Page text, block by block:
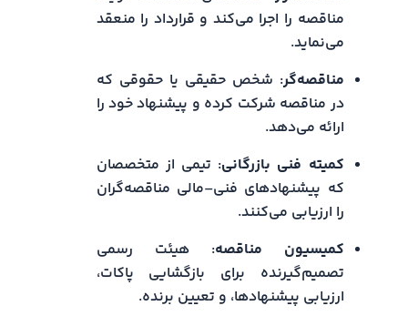
مناقصه را اجرا می‌کند و قرارداد را منعقد
می‌نماید.
مناقصه‌گر: شخص حقیقی یا حقوقی که
در مناقصه شرکت کرده و پیشنهاد خود را
ارائه می‌دهد.
کمیته فنی بازرگانی: تیمی از متخصصان
که پیشنهادهای فنی–مالی مناقصه‌گران
را ارزیابی می‌کنند.
کمیسیون مناقصه: هیئت رسمی
تصمیم‌گیرنده برای بازگشایی پاکات،
ارزیابی پیشنهادها، و تعیین برنده.